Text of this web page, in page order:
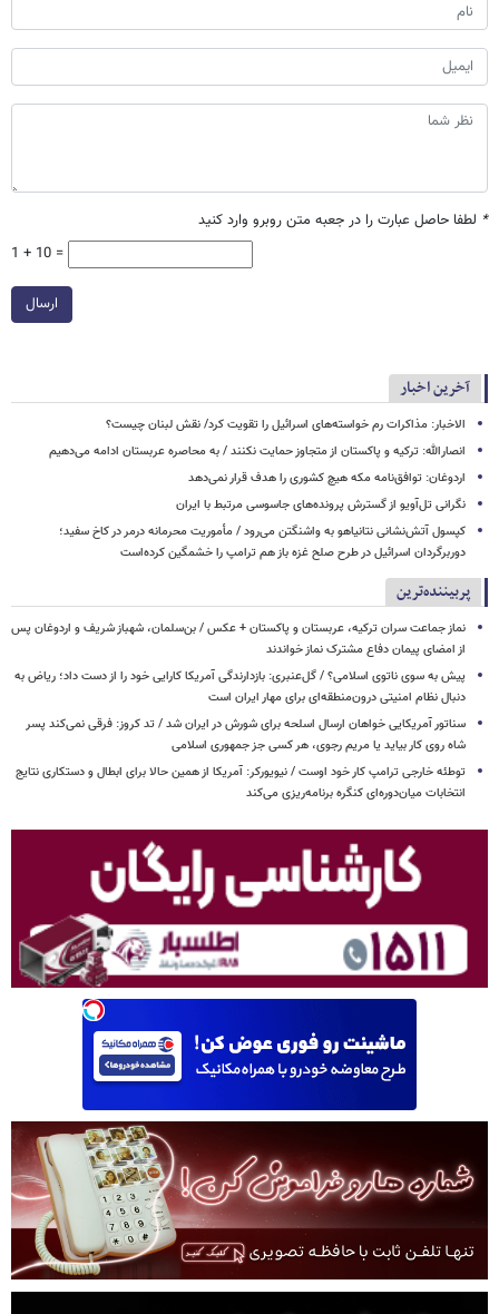
* لطفا حاصل عبارت را در جعبه متن روبرو وارد کنید
1 + 10 =
ارسال
آخرین اخبار
الاخبار: مذاکرات رم خواسته‌های اسرائیل را تقویت کرد/ نقش لبنان چیست؟
انصارالله: ترکیه و پاکستان از متجاوز حمایت نکنند / به محاصره عربستان ادامه می‌دهیم
اردوغان: توافق‌نامه مکه هیچ کشوری را هدف قرار نمی‌دهد
نگرانی تل‌آویو از گسترش پرونده‌های جاسوسی مرتبط با ایران
کپسول آتش‌نشانی نتانیاهو به واشنگتن می‌رود / مأموریت محرمانه درمر در کاخ سفید؛
دوربرگردان اسرائیل در طرح صلح غزه باز هم ترامپ را خشمگین کرده‌است
پربیننده‌ترین
نماز جماعت سران ترکیه، عربستان و پاکستان + عکس / بن‌سلمان، شهباز شریف و اردوغان پس
از امضای پیمان دفاع مشترک نماز خواندند
پیش به سوی ناتوی اسلامی؟ / گل‌عنبری: بازدارندگی آمریکا کارایی خود را از دست داد؛ ریاض به
دنبال نظام امنیتی درون‌منطقه‌ای برای مهار ایران است
سناتور آمریکایی خواهان ارسال اسلحه برای شورش در ایران شد / تد کروز: فرقی نمی‌کند پسر
شاه روی کار بیاید یا مریم رجوی، هر کسی جز جمهوری اسلامی
توطئه خارجی ترامپ کار خود اوست / نیویورکر: آمریکا از همین حالا برای ابطال و دستکاری نتایج
انتخابات میان‌دوره‌ای کنگره برنامه‌ریزی می‌کند